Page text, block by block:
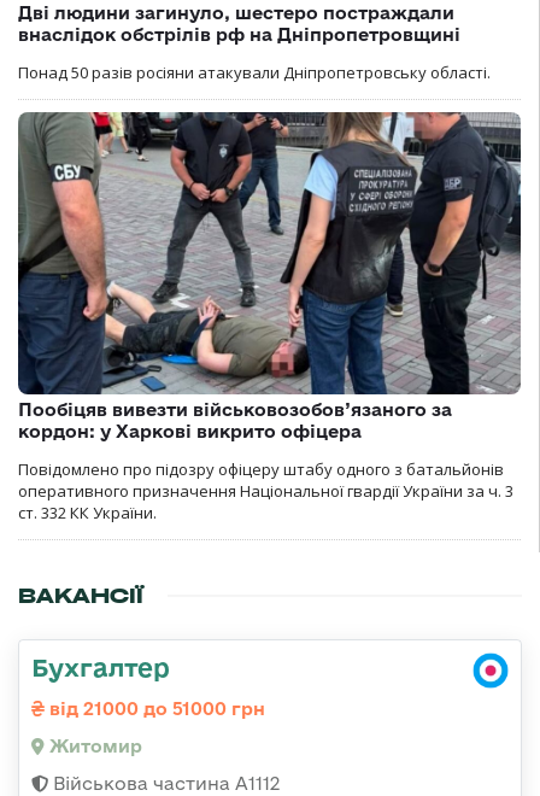
Дві людини загинуло, шестеро постраждали
внаслідок обстрілів рф на Дніпропетровщині
Понад 50 разів росіяни атакували Дніпропетровську області.
Пообіцяв вивезти військовозобов’язаного за
кордон: у Харкові викрито офіцера
Повідомлено про підозру офіцеру штабу одного з батальйонів
оперативного призначення Національної гвардії України за ч. 3
ст. 332 КК України.
ВАКАНСІЇ
Бухгалтер
від 21000 до 51000 грн
Житомир
Військова частина А1112